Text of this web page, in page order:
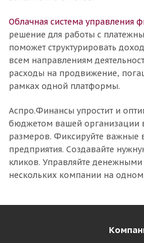
Облачная система управления
решение для работы с
поможет структурировать
всем направлениям
расходы на продвижение,
рамках одной платформы.
Аспро.Финансы упростит и
бюджетом вашей организации
размеров. Фиксируйте важные
предприятия. Создавайте
кликов. Управляйте
нескольких компании на одном